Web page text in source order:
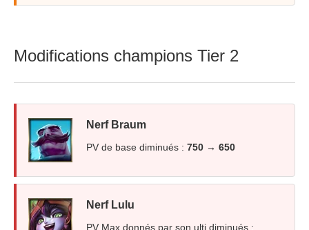
Modifications champions Tier 2
Nerf Braum
PV de base diminués : 750 → 650
Nerf Lulu
PV Max donnés par son ulti diminués :